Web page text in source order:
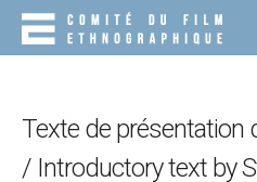
Texte de présentation
/ Introductory text by